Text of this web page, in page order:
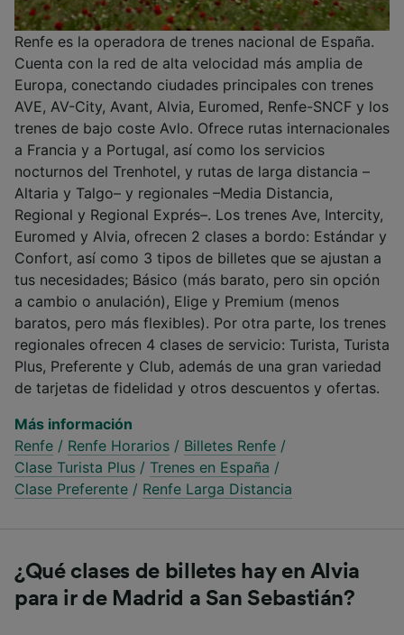
Renfe es la operadora de trenes nacional de España.
Cuenta con la red de alta velocidad más amplia de
Europa, conectando ciudades principales con trenes
AVE, AV-City, Avant, Alvia, Euromed, Renfe-SNCF y los
trenes de bajo coste Avlo. Ofrece rutas internacionales
a Francia y a Portugal, así como los servicios
nocturnos del Trenhotel, y rutas de larga distancia –
Altaria y Talgo– y regionales –Media Distancia,
Regional y Regional Exprés–. Los trenes Ave, Intercity,
Euromed y Alvia, ofrecen 2 clases a bordo: Estándar y
Confort, así como 3 tipos de billetes que se ajustan a
tus necesidades; Básico (más barato, pero sin opción
a cambio o anulación), Elige y Premium (menos
baratos, pero más flexibles). Por otra parte, los trenes
regionales ofrecen 4 clases de servicio: Turista, Turista
Plus, Preferente y Club, además de una gran variedad
de tarjetas de fidelidad y otros descuentos y ofertas.
Más información
Renfe / Renfe Horarios / Billetes Renfe /
Clase Turista Plus / Trenes en España /
Clase Preferente / Renfe Larga Distancia
¿Qué clases de billetes hay en Alvia
para ir de Madrid a San Sebastián?